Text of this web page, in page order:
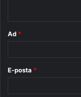
Ad *
E-posta *